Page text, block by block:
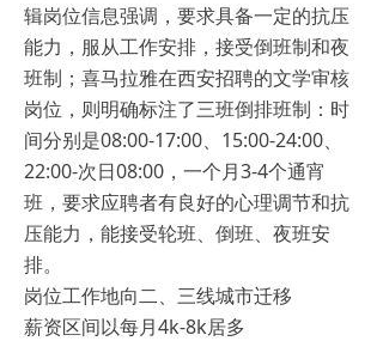
辑岗位信息强调，要求具备一定的抗压
能力，服从工作安排，接受倒班制和夜
班制；喜马拉雅在西安招聘的文学审核
岗位，则明确标注了三班倒排班制：时
间分别是08:00-17:00、15:00-24:00、
22:00-次日08:00，一个月3-4个通宵
班，要求应聘者有良好的心理调节和抗
压能力，能接受轮班、倒班、夜班安
排。
岗位工作地向二、三线城市迁移
薪资区间以每月4k-8k居多